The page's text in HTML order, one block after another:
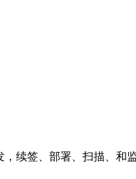
，续签、部署、扫描、和